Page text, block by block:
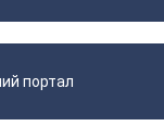
портал